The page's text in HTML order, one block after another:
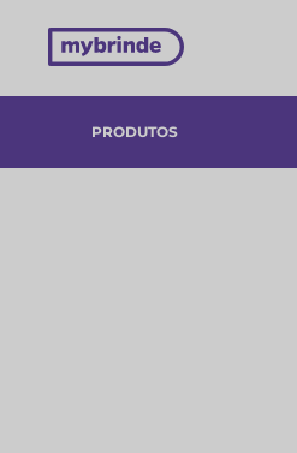
PRODUTOS